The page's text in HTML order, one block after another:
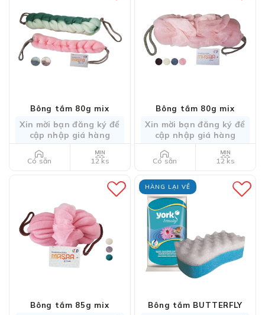
Bông tắm 80g mix
Xin mời bạn đăng ký để
cập nhập giá hàng
Có sẵn 12 ks
Bông tắm 80g mix
Xin mời bạn đăng ký để
cập nhập giá hàng
Có sẵn 12 ks
Bông tắm 85g mix
HÀNG LẠI VỀ
Bông tắm BUTTERFLY